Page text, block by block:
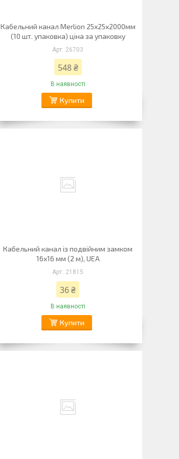
Кабельний канал Merlion 25х25х2000мм
(10 шт. упаковка) ціна за упаковку
26703
548 ₴
В наявності
Купити
Кабельний канал із подвійним замком
16х16 мм (2 м), UEA
21815
36 ₴
В наявності
Купити